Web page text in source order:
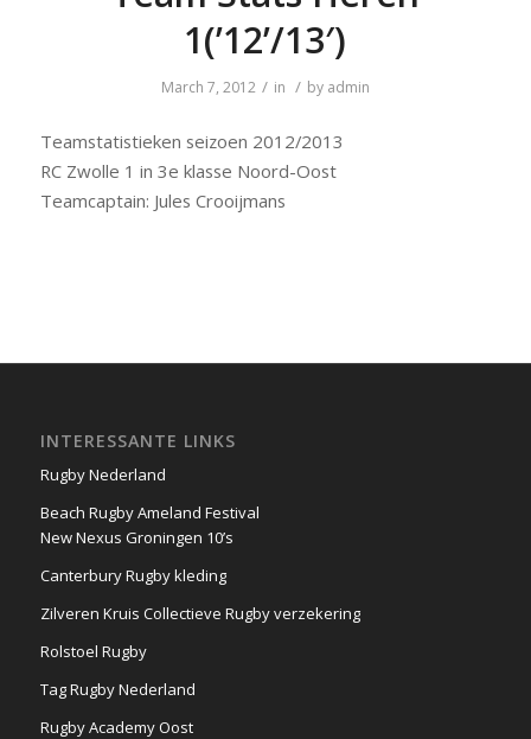
1(’12’/13′)
March 7, 2012 / in / by admin
Teamstatistieken seizoen 2012/2013
RC Zwolle 1 in 3e klasse Noord-Oost
Teamcaptain: Jules Crooijmans
INTERESSANTE LINKS
Rugby Nederland
Beach Rugby Ameland Festival
New Nexus Groningen 10’s
Canterbury Rugby kleding
Zilveren Kruis Collectieve Rugby verzekering
Rolstoel Rugby
Tag Rugby Nederland
Rugby Academy Oost